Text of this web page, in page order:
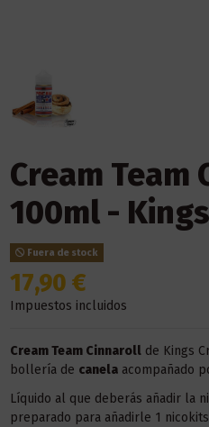
Cream Team
100ml -
Fuera de stock
17,90 €
Impuestos incluidos
Cream Team Cinnarollde Kings
bollería de canelaacompañado
Líquido al que deberás añadir la
preparado para añadirle 1